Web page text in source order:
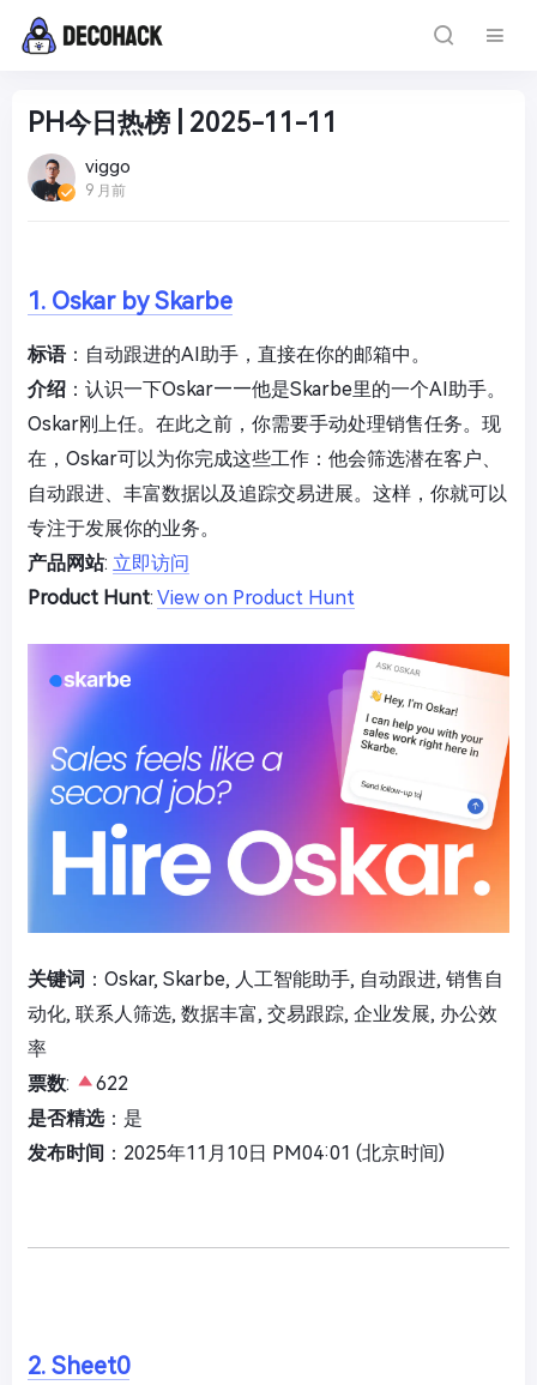
PH今日热榜 | 2025-11-11
viggo
9 月前
1. Oskar by Skarbe
标语：自动跟进的AI助手，直接在你的邮箱中。
介绍 ：认识一下Oskar——他是Skarbe里的一个AI助手。
Oskar刚上任。在此之前，你需要手动处理销售任务。现
在，Oskar可以为你完成这些工作：他会筛选潜在客户、
自动跟进、丰富数据以及追踪交易进展。这样，你就可以
专注于发展你的业务。
产品网站: 立即访问
Product Hunt: View on Product Hunt
关键词 ：Oskar, Skarbe, 人工智能助手, 自动跟进, 销售自
动化, 联系人筛选, 数据丰富, 交易跟踪, 企业发展, 办公效
率
票数:
622
是否精选：是
发布时间 ：2025年11月10日 PM04:01 (北京时间)
2. Sheet0